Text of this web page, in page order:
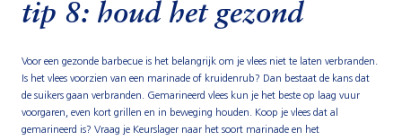
tip 8: houd het gezond
Voor een gezonde barbecue is het belangrijk om je vlees niet te laten verbranden.
Is het vlees voorzien van een marinade of kruidenrub? Dan bestaat de kans dat
de suikers gaan verbranden. Gemarineerd vlees kun je het beste op laag vuur
voorgaren, even kort grillen en in beweging houden. Koop je vlees dat al
gemarineerd is? Vraag je Keurslager naar het soort marinade en het